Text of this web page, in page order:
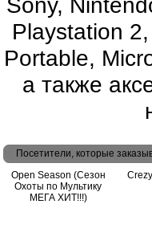
Playstation
Portable,
а также
Посетители, которые
Open Season (Сезон
Охоты по Мультику
МЕГА ХИТ!!!)